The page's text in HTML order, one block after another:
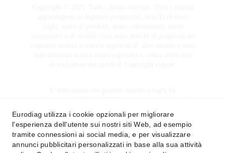
10 Febbraio 2005
Per eventuali segnalazioni o chiarimenti per favore
contattaci.
Eurodiag utilizza i cookie opzionali per migliorare
l'esperienza dell'utente sui nostri siti Web, ad esempio
tramite connessioni ai social media, e per visualizzare
annunci pubblicitari personalizzati in base alla sua attività